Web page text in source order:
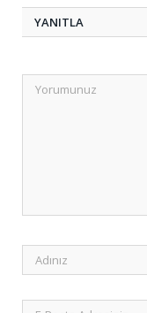
YANITLA